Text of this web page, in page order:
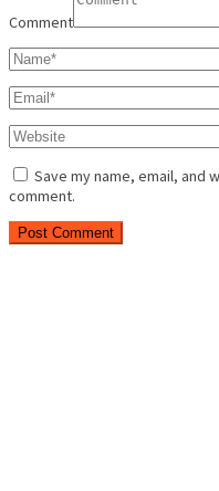
Comment
Save my name, email, and
comment.